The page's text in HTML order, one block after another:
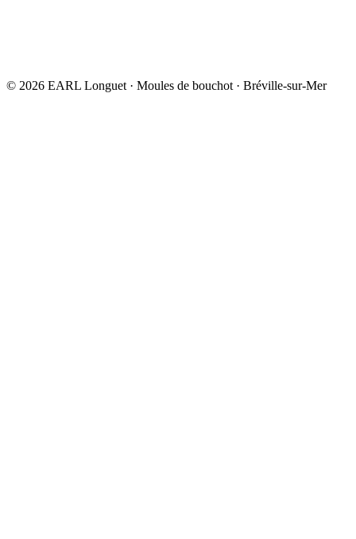
© 2026 EARL Longuet · Moules de bouchot · Bréville-sur-Mer